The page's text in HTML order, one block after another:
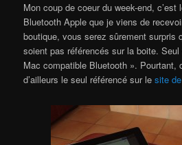
Mon coup de coeur du week-end,
Bluetooth Apple que je viens de
boutique, vous serez sûrement surpris
soient pas référencés sur la boite.
Mac compatible Bluetooth ». Pourtant,
d’ailleurs le seul référencé sur lesite